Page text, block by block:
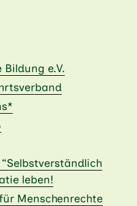
e.V.
leben!
Menschenrechte